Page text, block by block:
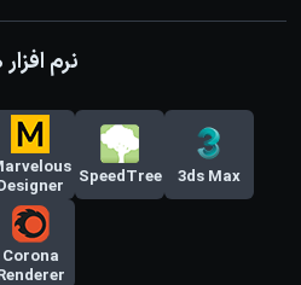
نرم
3ds Max
SpeedTree
Corona